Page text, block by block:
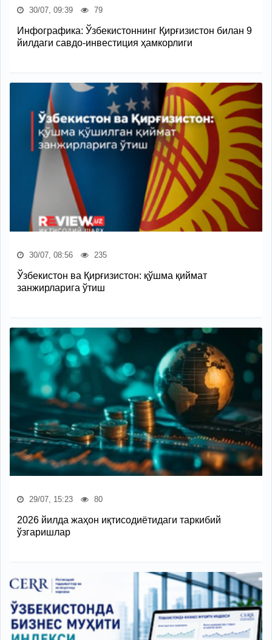
30/07, 09:39 79
Инфографика: Ўзбекистоннинг Қирғизистон билан 9
йилдаги савдо-инвестиция ҳамкорлиги
30/07, 08:56 235
Ўзбекистон ва Қирғизистон: қўшма қиймат
занжирларига ўтиш
29/07, 15:23 80
2026 йилда жаҳон иқтисодиётидаги таркибий
ўзгаришлар